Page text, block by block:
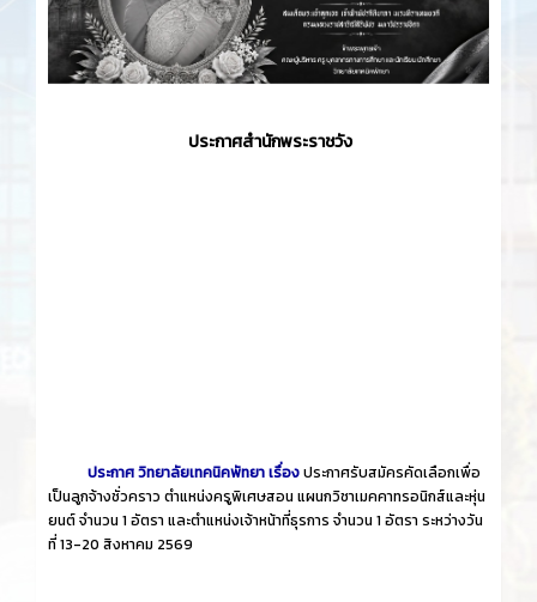
ประกาศสำนักพระราชวัง
ประกาศ วิทยาลัยเทคนิคพัทยา เรื่องประกาศรับสมัครคัดเลือกเพื่อ
เป็นลูกจ้างชั่วคราว ตำแหน่งครูพิเศษสอน แผนกวิชาเมคคาทรอนิกส์และหุ่น
ยนต์ จำนวน 1 อัตรา และตำแหน่งเจ้าหน้าที่ธุรการ จำนวน 1 อัตรา ระหว่างวัน
ที่ 13-20 สิงหาคม 2569